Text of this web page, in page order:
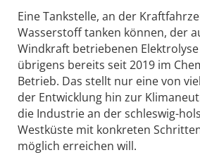
Eine Tankstelle, an der
Wasserstoff tanken können, der
Windkraft betriebenen
übrigens bereits seit 2019 im
Betrieb. Das stellt nur eine von
der Entwicklung hin zur
die Industrie an der schleswig-
Westküste mit konkreten
möglich erreichen will.